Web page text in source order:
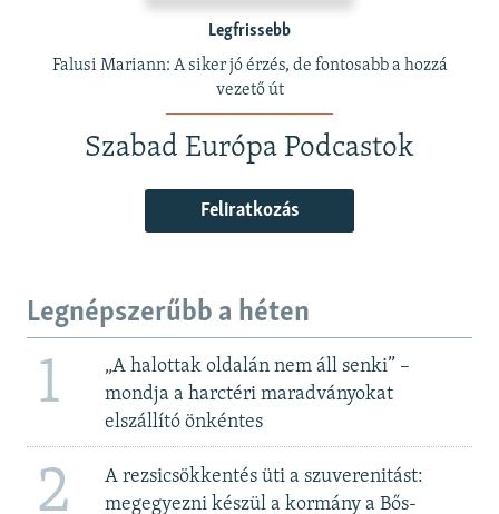
Legfrissebb
Falusi Mariann: A siker jó érzés, de fontosabb a hozzá
vezető út
Szabad Európa Podcastok
Feliratkozás
Legnépszerűbb a héten
1
„A halottak oldalán nem áll senki” –
mondja a harctéri maradványokat
elszállító önkéntes
2
A rezsicsökkentés üti a szuverenitást:
megegyezni készül a kormány a Bős-